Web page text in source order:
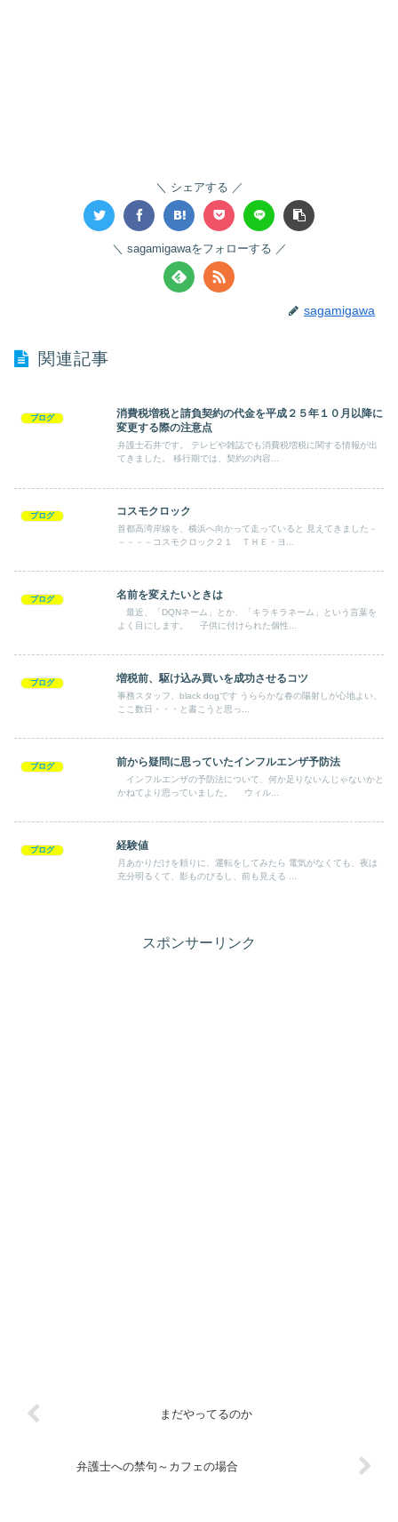
シェアする
sagamigawaをフォローする
sagamigawa
関連記事
ブログ
消費税増税と請負契約の代金を平成２５年１０月以降に
変更する際の注意点
弁護士石井です。 テレビや雑誌でも消費税増税に関する情報が出
てきました。 移行期では、契約の内容...
ブログ コスモクロック
首都高湾岸線を、横浜へ向かって走っていると 見えてきました－
－－－－コスモクロック２１ ＴＨＥ・ヨ...
ブログ 名前を変えたいときは
最近、「DQNネーム」とか、「キラキラネーム」という言葉を
よく目にします。 子供に付けられた個性...
ブログ 増税前、駆け込み買いを成功させるコツ
事務スタッフ、black dogです うららかな春の陽射しが心地よい、
ここ数日・・・と書こうと思っ...
ブログ 前から疑問に思っていたインフルエンザ予防法
インフルエンザの予防法について、何か足りないんじゃないかと
かねてより思っていました。 ウィル...
ブログ 経験値
月あかりだけを頼りに、運転をしてみたら 電気がなくても、夜は
充分明るくて、影ものびるし、前も見える ...
スポンサーリンク
まだやってるのか
弁護士への禁句～カフェの場合